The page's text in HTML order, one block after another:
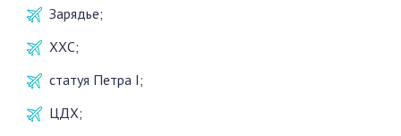
Зарядье;
ХХС;
статуя Петра I;
ЦДХ;